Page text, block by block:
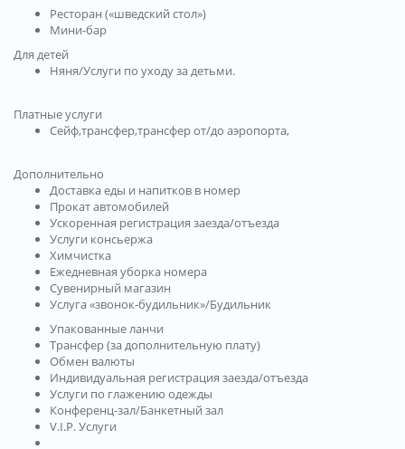
Ресторан («шведский стол»)
Мини-бар
Для детей
Няня/Услуги по уходу за детьми.
Платные услуги
Сейф,трансфер,трансфер от/до аэропорта,
Дополнительно
Доставка еды и напитков в номер
Прокат автомобилей
Ускоренная регистрация заезда/отъезда
Услуги консьержа
Химчистка
Ежедневная уборка номера
Сувенирный магазин
Услуга «звонок-будильник»/Будильник
Упакованные ланчи
Трансфер (за дополнительную плату)
Обмен валюты
Индивидуальная регистрация заезда/отъезда
Услуги по глажению одежды
Конференц-зал/Банкетный зал
V.I.P. Услуги